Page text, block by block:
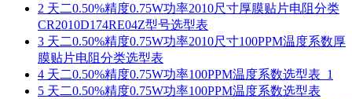
2 天二0.50%精度0.75W功率2010尺寸厚膜贴片电阻分类
CR2010D174RE04Z型号选型表
3 天二0.50%精度0.75W功率2010尺寸100PPM温度系数厚
膜贴片电阻分类选型表
4 天二0.50%精度0.75W功率100PPM温度系数选型表_1
5 天二0.50%精度0.75W功率100PPM温度系数选型表